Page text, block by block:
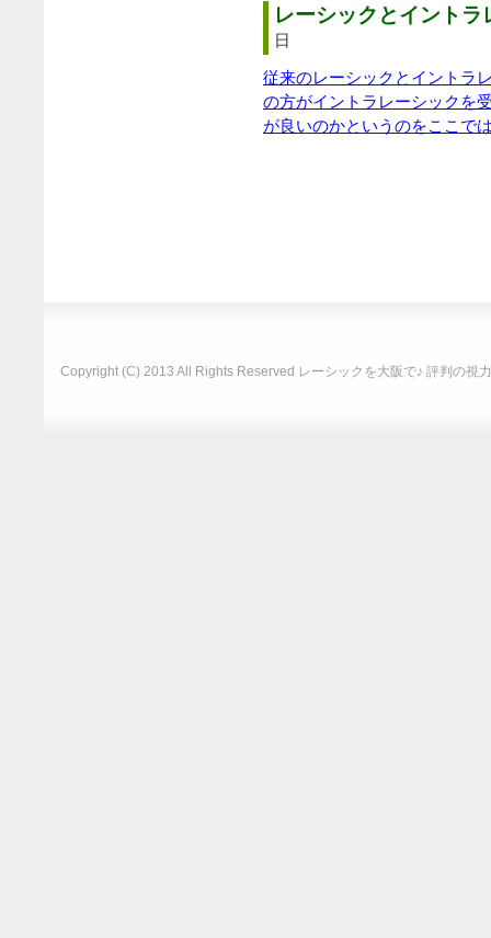
レーシックとイント
日
従来のレーシックとイントラ
の方がイントラレーシックを
が良いのかというのをここで
Copyright (C) 2013 All Rights Reserved レーシックを大阪で♪ 評判の視